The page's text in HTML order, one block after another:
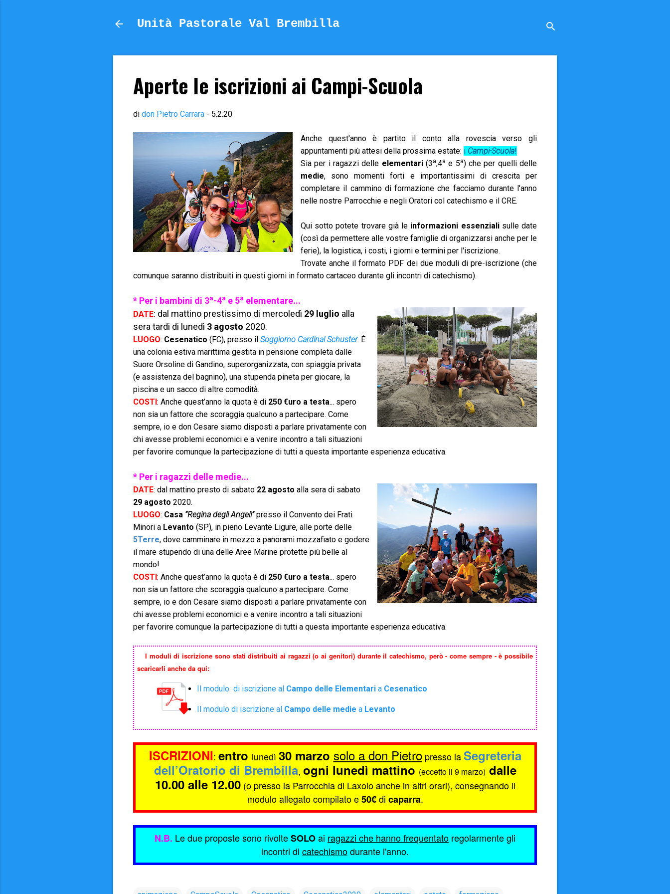
Unità Pastorale Val Brembilla
Aperte le iscrizioni ai Campi-Scuola
di don Pietro Carrara - 5.2.20
Anche quest'anno è partito il conto alla rovescia verso gli
appuntamenti più attesi della prossima estate: i Campi-Scuola!
Sia per i ragazzi delle elementari(3 a,4a e 5a) che per quelli delle
medie, sono momenti forti e importantissimi di crescita per
completare il cammino di formazione che facciamo durante l'anno
nelle nostre Parrocchie e negli Oratori col catechismo e il CRE.
Qui sotto potete trovare già le informazioni essenzialisulle date
(così da permettere alle vostre famiglie di organizzarsi anche per le
ferie), la logistica, i costi, i giorni e termini per l'iscrizione.
Trovate anche il formato PDF dei due moduli di pre-iscrizione (che
comunque saranno distribuiti in questi giorni in formato cartaceo durante gli incontri di catechismo).
* Per i bambini di 3a-4a e 5a elementare...
DATE: dal mattino prestissimo di mercoledì 29 luglio alla
sera tardi di lunedì 3 agosto 2020.
LUOGO: Cesenatico (FC), presso il Soggiorno Cardinal Schuster. È
una colonia estiva marittima gestita in pensione completa dalle
Suore Orsoline di Gandino, superorganizzata, con spiaggia privata
(e assistenza del bagnino), una stupenda pineta per giocare, la
piscina e un sacco di altre comodità.
COSTI: Anche quest’anno la quota è di 250 €uro a testa... spero
non sia un fattore che scoraggia qualcuno a partecipare. Come
sempre, io e don Cesare siamo disposti a parlare privatamente con
chi avesse problemi economici e a venire incontro a tali situazioni
per favorire comunque la partecipazione di tutti a questa importante esperienza educativa.
* Per i ragazzi delle medie...
DATE: dal mattino presto di sabato 22 agosto alla sera di sabato
29 agosto 2020.
LUOGO: Casa “Regina degli Angeli”presso il Convento dei Frati
Minori a Levanto (SP), in pieno Levante Ligure, alle porte delle
5Terre, dove camminare in mezzo a panorami mozzafiato e godere
il mare stupendo di una delle Aree Marine protette più belle al
mondo!
COSTI: Anche quest’anno la quota è di 250 €uro a testa... spero
non sia un fattore che scoraggia qualcuno a partecipare. Come
sempre, io e don Cesare siamo disposti a parlare privatamente con
chi avesse problemi economici e a venire incontro a tali situazioni
per favorire comunque la partecipazione di tutti a questa importante esperienza educativa.
I moduli di iscrizione sono stati distribuiti ai ragazzi (o ai genitori) durante il catechismo, però - come sempre - è possibile
scaricarli anche da qui:
Il modulo di iscrizione al Campo delle Elementari a Cesenatico
Il modulo di iscrizione al Campo delle medie a Levanto
ISCRIZIONI: entro lunedì 30 marzo solo a don Pietropresso laSegreteria
dell’Oratorio di Brembilla, ogni lunedì mattino (eccetto il 9 marzo) dalle
10.00 alle 12.00(o presso la Parrocchia di Laxolo anche in altri orari), consegnando il
modulo allegato compilato e50€di caparra.
N.B. Le due proposte sono rivolteSOLOai ragazzi che hanno frequentato regolarmente gli
incontri di catechismodurante l'anno.